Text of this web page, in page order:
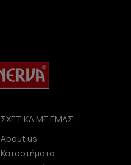
ΣΧΕΤΙΚΑ ΜΕ ΕΜΑΣ
About us
Καταστήματα